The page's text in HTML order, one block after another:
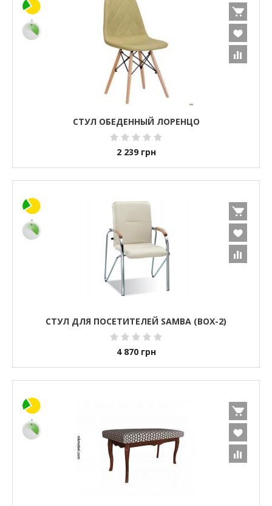
СТУЛ ОБЕДЕННЫЙ ЛОРЕНЦО
2 239 грн
СТУЛ ДЛЯ ПОСЕТИТЕЛЕЙ SAMBA (BOX-2)
4 870 грн